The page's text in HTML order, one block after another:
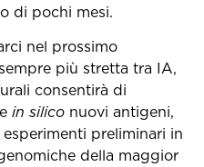
di pochi mesi.
nel prossimo
più stretta tra IA,
consentirà di
in silico nuovi antigeni,
preliminari in
della maggior